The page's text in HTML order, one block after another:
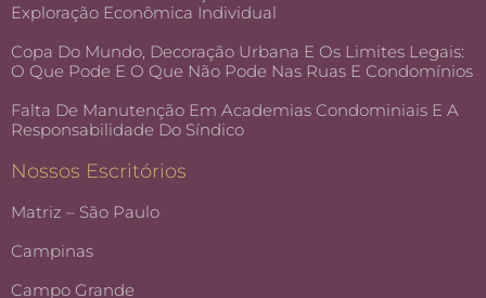
Exploração Econômica Individual
Copa Do Mundo, Decoração Urbana E Os Limites Legais:
O Que Pode E O Que Não Pode Nas Ruas E Condomínios
Falta De Manutenção Em Academias Condominiais E A
Responsabilidade Do Síndico
Nossos Escritórios
Matriz – São Paulo
Campinas
Campo Grande